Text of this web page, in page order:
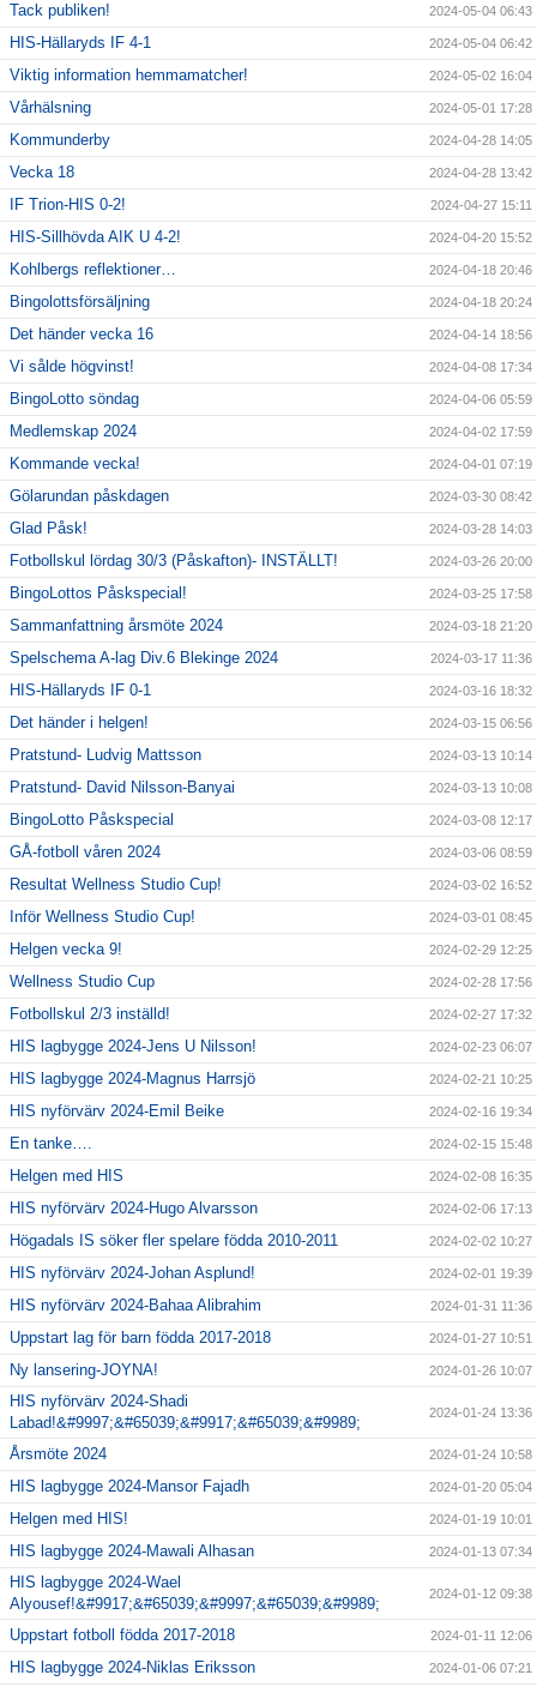
Tack publiken! 2024-05-04 06:43
HIS-Hällaryds IF 4-1 2024-05-04 06:42
Viktig information hemmamatcher! 2024-05-02 16:04
Vårhälsning 2024-05-01 17:28
Kommunderby 2024-04-28 14:05
Vecka 18 2024-04-28 13:42
IF Trion-HIS 0-2! 2024-04-27 15:11
HIS-Sillhövda AIK U 4-2! 2024-04-20 15:52
Kohlbergs reflektioner… 2024-04-18 20:46
Bingolottsförsäljning 2024-04-18 20:24
Det händer vecka 16 2024-04-14 18:56
Vi sålde högvinst! 2024-04-08 17:34
BingoLotto söndag 2024-04-06 05:59
Medlemskap 2024 2024-04-02 17:59
Kommande vecka! 2024-04-01 07:19
Gölarundan påskdagen 2024-03-30 08:42
Glad Påsk! 2024-03-28 14:03
Fotbollskul lördag 30/3 (Påskafton)- INSTÄLLT! 2024-03-26 20:00
BingoLottos Påskspecial! 2024-03-25 17:58
Sammanfattning årsmöte 2024 2024-03-18 21:20
Spelschema A-lag Div.6 Blekinge 2024 2024-03-17 11:36
HIS-Hällaryds IF 0-1 2024-03-16 18:32
Det händer i helgen! 2024-03-15 06:56
Pratstund- Ludvig Mattsson 2024-03-13 10:14
Pratstund- David Nilsson-Banyai 2024-03-13 10:08
BingoLotto Påskspecial 2024-03-08 12:17
GÅ-fotboll våren 2024 2024-03-06 08:59
Resultat Wellness Studio Cup! 2024-03-02 16:52
Inför Wellness Studio Cup! 2024-03-01 08:45
Helgen vecka 9! 2024-02-29 12:25
Wellness Studio Cup 2024-02-28 17:56
Fotbollskul 2/3 inställd! 2024-02-27 17:32
HIS lagbygge 2024-Jens U Nilsson! 2024-02-23 06:07
HIS lagbygge 2024-Magnus Harrsjö 2024-02-21 10:25
HIS nyförvärv 2024-Emil Beike 2024-02-16 19:34
En tanke…. 2024-02-15 15:48
Helgen med HIS 2024-02-08 16:35
HIS nyförvärv 2024-Hugo Alvarsson 2024-02-06 17:13
Högadals IS söker fler spelare födda 2010-2011 2024-02-02 10:27
HIS nyförvärv 2024-Johan Asplund! 2024-02-01 19:39
HIS nyförvärv 2024-Bahaa Alibrahim 2024-01-31 11:36
Uppstart lag för barn födda 2017-2018 2024-01-27 10:51
Ny lansering-JOYNA! 2024-01-26 10:07
HIS nyförvärv 2024-Shadi
Labad!&#9997;&#65039;&#9917;&#65039;&#9989;
2024-01-24 13:36
Årsmöte 2024 2024-01-24 10:58
HIS lagbygge 2024-Mansor Fajadh 2024-01-20 05:04
Helgen med HIS! 2024-01-19 10:01
HIS lagbygge 2024-Mawali Alhasan 2024-01-13 07:34
HIS lagbygge 2024-Wael
Alyousef!&#9917;&#65039;&#9997;&#65039;&#9989;
2024-01-12 09:38
Uppstart fotboll födda 2017-2018 2024-01-11 12:06
HIS lagbygge 2024-Niklas Eriksson 2024-01-06 07:21